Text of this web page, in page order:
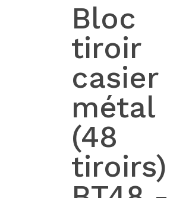
Bloc
tiroir
casier
métal
(48
tiroirs)